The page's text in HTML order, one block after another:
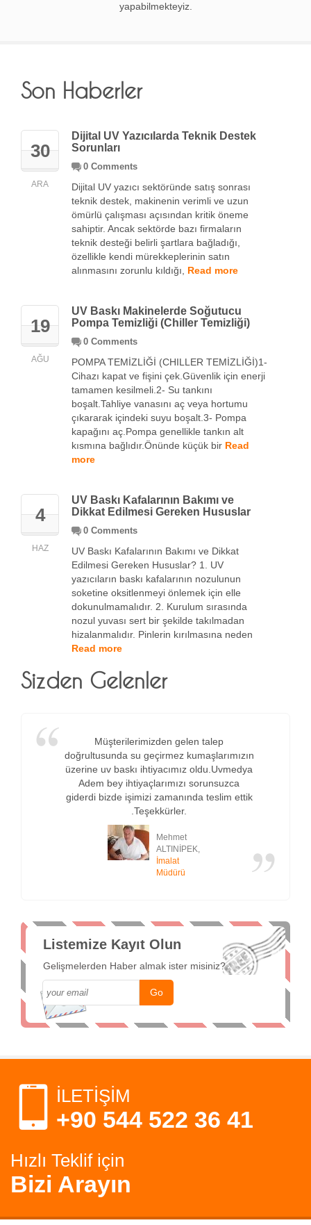
yapabilmekteyiz.
Son Haberler
30
ARA
Dijital UV Yazıcılarda Teknik Destek
Sorunları
0 Comments
Dijital UV yazıcı sektöründe satış sonrası
teknik destek, makinenin verimli ve uzun
ömürlü çalışması açısından kritik öneme
sahiptir. Ancak sektörde bazı firmaların
teknik desteği belirli şartlara bağladığı,
özellikle kendi mürekkeplerinin satın
alınmasını zorunlu kıldığı, Read more
19
AĞU
UV Baskı Makinelerde Soğutucu
Pompa Temizliği (Chiller Temizliği)
0 Comments
POMPA TEMİZLİĞİ (CHILLER TEMİZLİĞİ)1-
Cihazı kapat ve fişini çek.Güvenlik için enerji
tamamen kesilmeli.2- Su tankını
boşalt.Tahliye vanasını aç veya hortumu
çıkararak içindeki suyu boşalt.3- Pompa
kapağını aç.Pompa genellikle tankın alt
kısmına bağlıdır.Önünde küçük bir Read
more
4
HAZ
UV Baskı Kafalarının Bakımı ve
Dikkat Edilmesi Gereken Hususlar
0 Comments
UV Baskı Kafalarının Bakımı ve Dikkat
Edilmesi Gereken Hususlar? 1. UV
yazıcıların baskı kafalarının nozulunun
soketine oksitlenmeyi önlemek için elle
dokunulmamalıdır. 2. Kurulum sırasında
nozul yuvası sert bir şekilde takılmadan
hizalanmalıdır. Pinlerin kırılmasına neden
Read more
Sizden Gelenler
Müşterilerimizden gelen talep
doğrultusunda su geçirmez kumaşlarımızın
üzerine uv baskı ihtiyacımız oldu.Uvmedya
Adem bey ihtiyaçlarımızı sorunsuzca
giderdi bizde işimizi zamanında teslim ettik
.Teşekkürler.
Mehmet
ALTINİPEK,
İmalat
Müdürü
Listemize Kayıt Olun
Gelişmelerden Haber almak ister misiniz?
İLETİŞİM
+90 544 522 36 41
Hızlı Teklif için
Bizi Arayın